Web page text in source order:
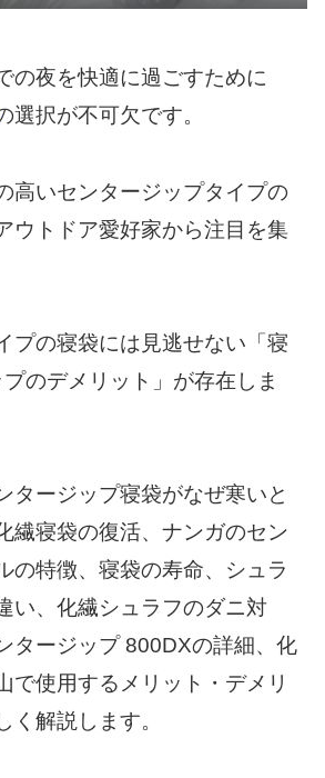
の夜を快適に過ごすために
選択が不可欠です。
高いセンタージップタイプの
ウトドア愛好家から注目を集
プの寝袋には見逃せない「寝
のデメリット」が存在しま
タージップ寝袋がなぜ寒いと
繊寝袋の復活、ナンガのセン
の特徴、寝袋の寿命、シュラ
い、化繊シュラフのダニ対
タージップ 800DXの詳細、化
で使用するメリット・デメリ
く解説します。